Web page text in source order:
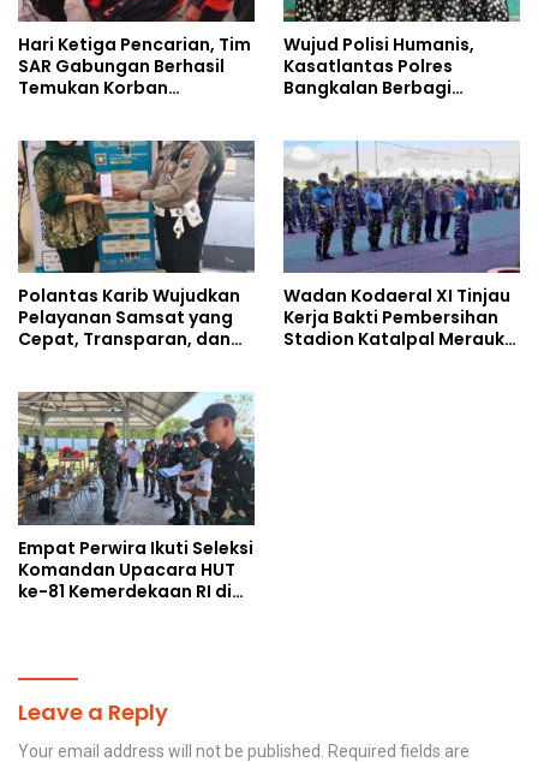
Hari Ketiga Pencarian, Tim
SAR Gabungan Berhasil
Temukan Korban
Wujud Polisi Humanis,
Kasatlantas Polres
Bangkalan Berbagi
Ahmad Ibrahim
Polantas Karib Wujudkan
Pelayanan Samsat yang
Cepat, Transparan, dan
Wadan Kodaeral XI Tinjau
Kerja Bakti Pembersihan
Stadion Katalpal Merauke,
Empat Perwira Ikuti Seleksi
Komandan Upacara HUT
ke-81 Kemerdekaan RI di
Leave a Reply
Your email address will not be published.
Required fields are